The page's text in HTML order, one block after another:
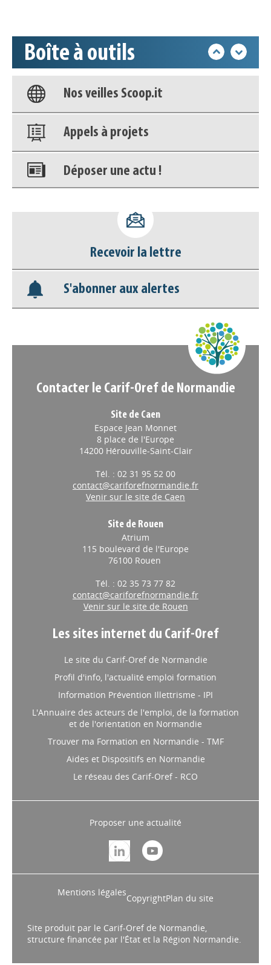
Boîte à outils
Base documentaire
Nos veilles Scoop.it
Appels à projets
Déposer une actu !
déconnecter)
Base documentaire
Nos veilles Scoop.it
Recevoir la lettre
S'abonner aux alertes
Contacter le Carif-Oref de Normandie
Site de Caen
Espace Jean Monnet
8 place de l'Europe
14200 Hérouville-Saint-Clair
Tél. : 02 31 95 52 00
contact@cariforefnormandie.fr
Venir sur le site de Caen
Site de Rouen
Atrium
115 boulevard de l'Europe
76100 Rouen
Tél. : 02 35 73 77 82
contact@cariforefnormandie.fr
Venir sur le site de Rouen
Les sites internet du Carif-Oref
Le site du Carif-Oref de Normandie
Profil d'info, l'actualité emploi formation
Information Prévention Illettrisme - IPI
L'Annuaire des acteurs de l'emploi, de la formation
et de l'orientation en Normandie
Trouver ma Formation en Normandie - TMF
Aides et Dispositifs en Normandie
Le réseau des Carif-Oref - RCO
Proposer une actualité
Mentions légales
CopyrightPlan du site
Site produit par le Carif-Oref de Normandie,
structure financée par l'État et la Région Normandie.